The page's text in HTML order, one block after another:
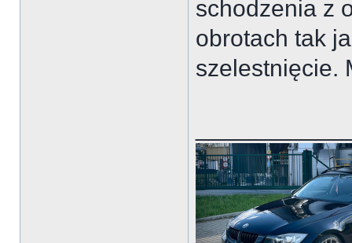
schodzenia z
obrotach tak
szelestnięcie.